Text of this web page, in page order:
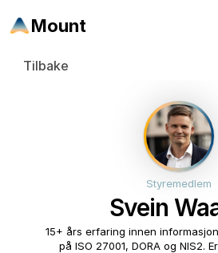
Mount
Tilbake
Styremedlem
Svein
15+ års erfaring innen
på ISO 27001, DORA og NIS2.